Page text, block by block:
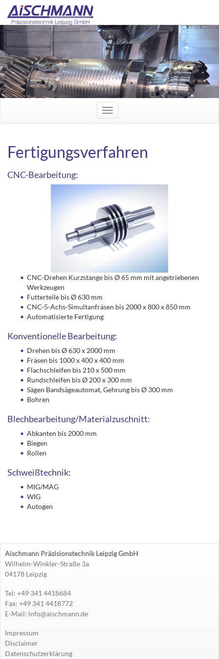
Navigation
ein-/ausblenden
Fertigungsverfahren
CNC-Bearbeitung:
CNC-Drehen Kurzstange bis Ø 65 mm mit angetriebenen
Werkzeugen
Futterteile bis Ø 630 mm
CNC-5-Achs-Simultanfräsen bis 2000 x 800 x 850 mm
Automatisierte Fertigung
Konventionelle Bearbeitung:
Drehen bis Ø 630 x 2000 mm
Fräsen bis 1000 x 400 x 400 mm
Flachschleifen bis 210 x 500 mm
Rundschleifen bis Ø 200 x 300 mm
Sägen Bandsägeautomat, Gehrung bis Ø 300 mm
Bohren
Blechbearbeitung/Materialzuschnitt:
Abkanten bis 2000 mm
Biegen
Rollen
Schweißtechnik:
MIG/MAG
WIG
Autogen
Aischmann Präzisionstechnik Leipzig GmbH
Wilhelm-Winkler-Straße 3a
04178 Leipzig
Tel: +49 341 4418684
Fax: +49 341 4418772
E-Mail: info@aischmann.de
Impressum
Disclaimer
Datenschutzerklärung